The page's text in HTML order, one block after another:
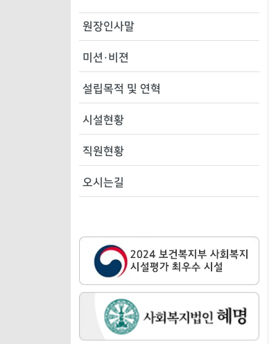
원장인사말
미션·비젼
설립목적 및 연혁
시설현황
직원현황
오시는길